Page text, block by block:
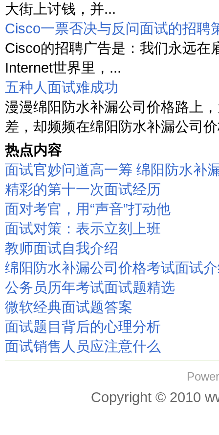
大街上讨钱，并...
Cisco一票否决与反问面试的招聘
Cisco的招聘广告是：我们永远在
Internet世界里，...
五种人面试难成功
漫漫绵阳防水补漏公司价格路上
差，却频频在绵阳防水补漏公司
热点内容
面试官妙问道高一筹 绵阳防水补
精彩的第十一次面试经历
面对考官，用“声音”打动他
面试对策：表示立刻上班
教师面试自我介绍
绵阳防水补漏公司价格考试面试
公务员历年考试面试题精选
微软经典面试题答案
面试题目背后的心理分析
面试销售人员应注意什么
Copyright © 2010